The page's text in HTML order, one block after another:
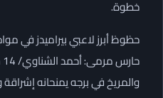
خطوة.
حظوظ أبرز لاعبي بيراميدز في
والمريخ في برجه يمنحانه